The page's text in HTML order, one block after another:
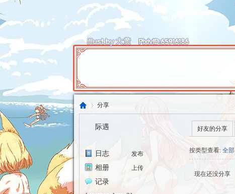
›
分享
际遇
发布
日志
上传
相册
记录
好友的分享
按类型查看: 全部
现在还没分享